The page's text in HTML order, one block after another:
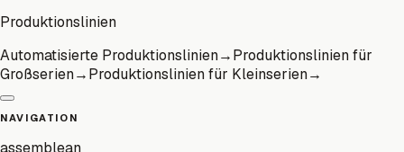
Produktionslinien
Automatisierte Produktionslinien→Produktionslinien für
Großserien→Produktionslinien für Kleinserien→
NAVIGATION
assemblean